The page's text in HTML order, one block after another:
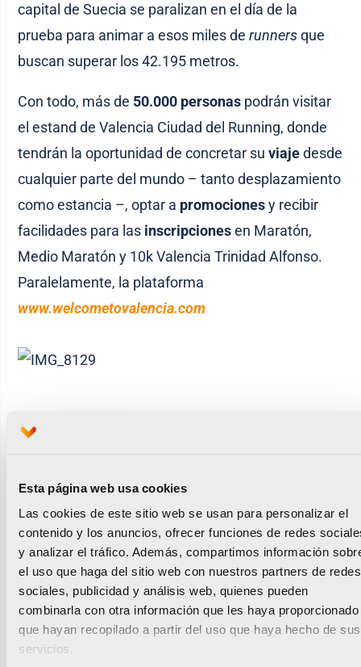
Esta página web usa cookies
Las cookies de este sitio web se usan para personalizar el
contenido y los anuncios, ofrecer funciones de redes
y analizar el tráfico. Además, compartimos información
el uso que haga del sitio web con nuestros partners de redes
sociales, publicidad y análisis web, quienes pueden
combinarla con otra información que les haya proporcionado
que hayan recopilado a partir del uso que haya hecho de sus
servicios.
capital de Suecia se paralizan en el día de la
prueba para animar a esos miles derunnersque
buscan superar los 42.195 metros.
Con todo, más de 50.000 personas podrán visitar
el estand de Valencia Ciudad del Running, donde
tendrán la oportunidad de concretar suviajedesde
cualquier parte del mundo – tanto desplazamiento
como estancia –, optar a promocionesy recibir
facilidades para las inscripcionesen Maratón,
Medio Maratón y 10k Valencia Trinidad Alfonso.
Paralelamente, la plataforma
www.welcometovalencia.com
14/42: Guillermo, una promesa de 21 años con
Noticias relacionadas